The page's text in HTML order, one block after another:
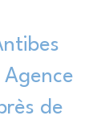
Agence
de